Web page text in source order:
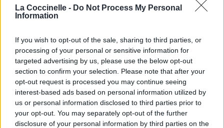
La Coccinelle - Do Not Process My Personal
Information
If you wish to opt-out of the sale, sharing to third parties, or
processing of your personal or sensitive information for
targeted advertising by us, please use the below opt-out
section to confirm your selection. Please note that after your
opt-out request is processed you may continue seeing
interest-based ads based on personal information utilized by
us or personal information disclosed to third parties prior to
your opt-out. You may separately opt-out of the further
disclosure of your personal information by third parties on the
Publié parVisa 247895 5 5 7 le 14 octobre 2014 à
10h44.